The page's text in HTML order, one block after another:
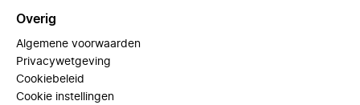
Overig
Algemene voorwaarden
Privacywetgeving
Cookiebeleid
Cookie instellingen